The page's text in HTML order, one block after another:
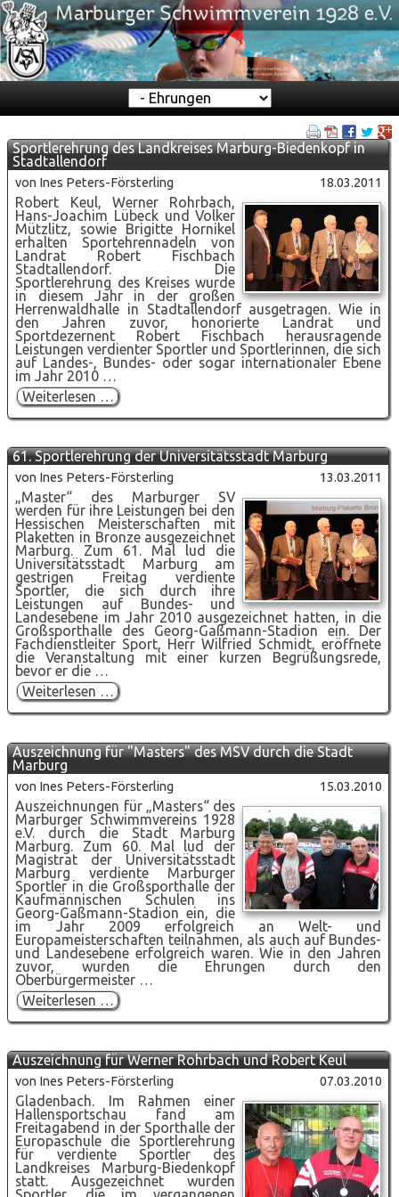
Zielseite
Sportlerehrung des Landkreises Marburg-Biedenkopf in
Stadtallendorf
18.03.2011
von Ines Peters-Försterling
Robert Keul, Werner Rohrbach,
Hans-Joachim Lübeck und Volker
Mützlitz, sowie Brigitte Hornikel
erhalten Sportehrennadeln von
Landrat Robert Fischbach
Stadtallendorf. Die
Sportlerehrung des Kreises wurde
in diesem Jahr in der großen
Herrenwaldhalle in Stadtallendorf ausgetragen. Wie in
den Jahren zuvor, honorierte Landrat und
Sportdezernent Robert Fischbach herausragende
Leistungen verdienter Sportler und Sportlerinnen, die sich
auf Landes-, Bundes- oder sogar internationaler Ebene
im Jahr 2010 …
Weiterlesen …Sportlerehrung
des
Landkreises
Biedenkopf
in
Stadtallendorf
61. Sportlerehrung der Universitätsstadt Marburg
13.03.2011
von Ines Peters-Försterling
„Master“ des Marburger SV
werden für ihre Leistungen bei den
Hessischen Meisterschaften mit
Plaketten in Bronze ausgezeichnet
Marburg. Zum 61. Mal lud die
Universitätsstadt Marburg am
gestrigen Freitag verdiente
Sportler, die sich durch ihre
Leistungen auf Bundes- und
Landesebene im Jahr 2010 ausgezeichnet hatten, in die
Großsporthalle des Georg-Gaßmann-Stadion ein. Der
Fachdienstleiter Sport, Herr Wilfried Schmidt, eröffnete
die Veranstaltung mit einer kurzen Begrüßungsrede,
bevor er die …
Weiterlesen …61.
Sportlerehrung
der
Marburg
Auszeichnung für "Masters" des MSV durch die Stadt
Marburg
15.03.2010
von Ines Peters-Försterling
Auszeichnungen für „Masters“ des
Marburger Schwimmvereins 1928
e.V. durch die Stadt Marburg
Marburg. Zum 60. Mal lud der
Magistrat der Universitätsstadt
Marburg verdiente Marburger
Sportler in die Großsporthalle der
Kaufmännischen Schulen ins
Georg-Gaßmann-Stadion ein, die
im Jahr 2009 erfolgreich an Welt- und
Europameisterschaften teilnahmen, als auch auf Bundes-
und Landesebene erfolgreich waren. Wie in den Jahren
zuvor, wurden die Ehrungen durch den
Oberbürgermeister …
Weiterlesen …Auszeichnung
für
"Masters"
MSV
durch
die
Stadt
Marburg
Auszeichnung für Werner Rohrbach und Robert Keul
07.03.2010
von Ines Peters-Försterling
Gladenbach. Im Rahmen einer
Hallensportschau fand am
Freitagabend in der Sporthalle der
Europaschule die Sportlerehrung
für verdiente Sportler des
Landkreises Marburg-Biedenkopf
statt. Ausgezeichnet wurden